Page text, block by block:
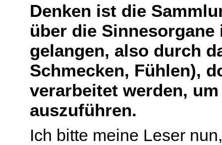
Denken ist die
über die
gelangen, also durch
Schmecken, Fühlen),
verarbeitet werden,
auszuführen.
Ich bitte meine Leser